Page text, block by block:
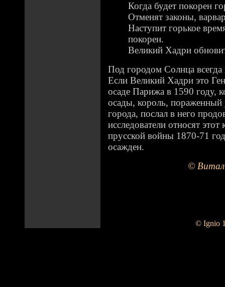
Когда будет покорен
Отменят законы,
Наступит горькое
покорен.
Великий Хадри
Под городом Солнца
Если Великий Хадри это
осаде Парижа в 1590 году,
осады, король, пораженный
города, послал в него
исследователи относят
прусской войны 1870-71
осажден.
©
© Ignio